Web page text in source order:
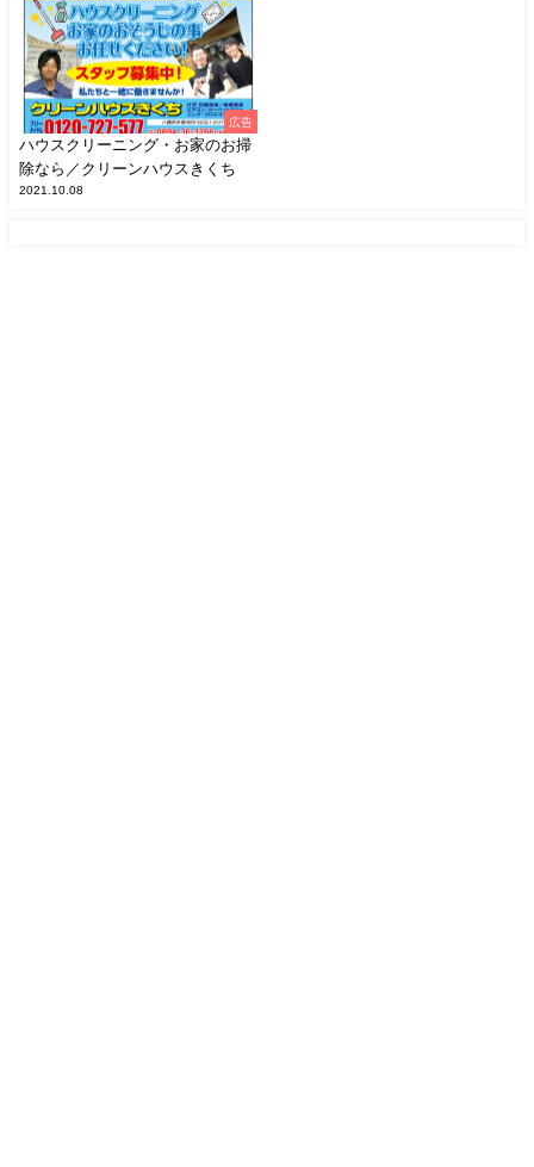
広告
ハウスクリーニング・お家のお掃
除なら／クリーンハウスきくち
2021.10.08